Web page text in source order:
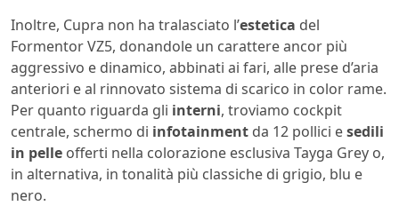
Inoltre, Cupra non ha tralasciato l’estetica del
Formentor VZ5, donandole un carattere ancor più
aggressivo e dinamico, abbinati ai fari, alle prese d’aria
anteriori e al rinnovato sistema di scarico in color rame.
Per quanto riguarda gli interni, troviamo cockpit
centrale, schermo di infotainment da 12 pollici esedili
in pelle offerti nella colorazione esclusiva Tayga Grey o,
in alternativa, in tonalità più classiche di grigio, blu e
nero.